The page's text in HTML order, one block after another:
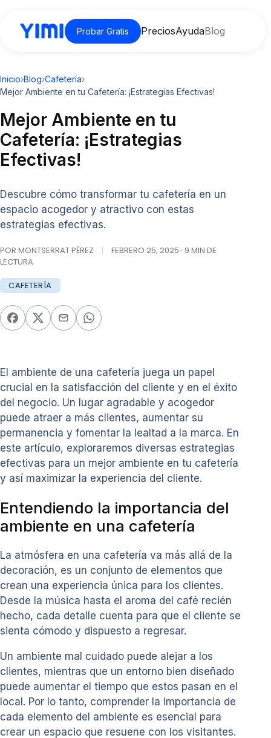
Probar Gratis PreciosAyudaBlog
Inicio›Blog›Cafetería›
Mejor Ambiente en tu Cafetería: ¡Estrategias Efectivas!
Mejor Ambiente en tu
Cafetería: ¡Estrategias
Efectivas!
Descubre cómo transformar tu cafetería en un
espacio acogedor y atractivo con estas
estrategias efectivas.
POR MONTSERRAT PÉREZ |
FEBRERO 25, 2025 · 9 MIN DE
LECTURA
CAFETERÍA
El ambiente de una cafetería juega un papel
crucial en la satisfacción del cliente y en el éxito
del negocio. Un lugar agradable y acogedor
puede atraer a más clientes, aumentar su
permanencia y fomentar la lealtad a la marca. En
este artículo, exploraremos diversas estrategias
efectivas para un mejor ambiente en tu cafetería
y así maximizar la experiencia del cliente.
Entendiendo la importancia del
ambiente en una cafetería
La atmósfera en una cafetería va más allá de la
decoración, es un conjunto de elementos que
crean una experiencia única para los clientes.
Desde la música hasta el aroma del café recién
hecho, cada detalle cuenta para que el cliente se
sienta cómodo y dispuesto a regresar.
Un ambiente mal cuidado puede alejar a los
clientes, mientras que un entorno bien diseñado
puede aumentar el tiempo que estos pasan en el
local. Por lo tanto, comprender la importancia de
cada elemento del ambiente es esencial para
crear un espacio que resuene con los visitantes.